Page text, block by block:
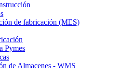
de fabricación (MES)
Pymes
de Almacenes - WMS